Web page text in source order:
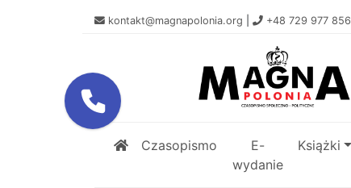
kontakt@magnapolonia.org +48 729 977 856
Czasopismo
E-
wydanie
Książki